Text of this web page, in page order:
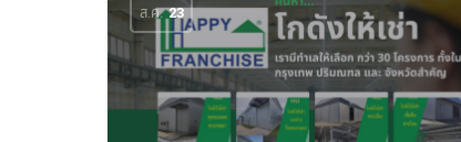
ส.ค. 23